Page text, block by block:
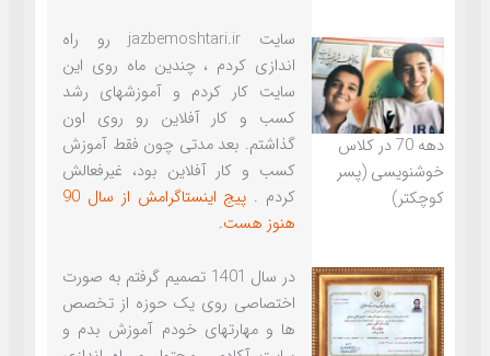
دهه 70 در کلاس
خوشنویسی (پسر
کوچکتر)
سایت jazbemoshtari.ir رو راه
اندازی کردم ، چندین ماه روی این
سایت کار کردم و آموزشهای رشد
کسب و کار آفلاین رو روی اون
گذاشتم. بعد مدتی چون فقط آموزش
کسب و کار آفلاین بود، غیرفعالش
کردم .
پیج اینستاگرامش از سال 90
هنوز هست.
در سال 1401 تصمیم گرفتم به صورت
اختصاصی روی یک حوزه از تخصص
ها و مهارتهای خودم آموزش بدم و